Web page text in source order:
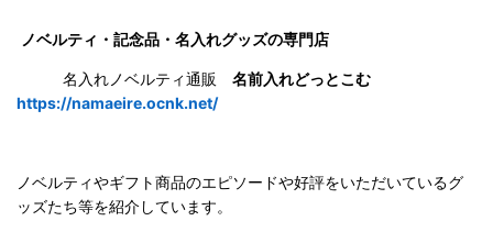
ノベルティ・記念品・名入れグッズの専門店
名入れノベルティ通販 名前入れどっとこむ
https://namaeire.ocnk.net/
ノベルティやギフト商品のエピソードや好評をいただいているグ
ッズたち等を紹介しています。